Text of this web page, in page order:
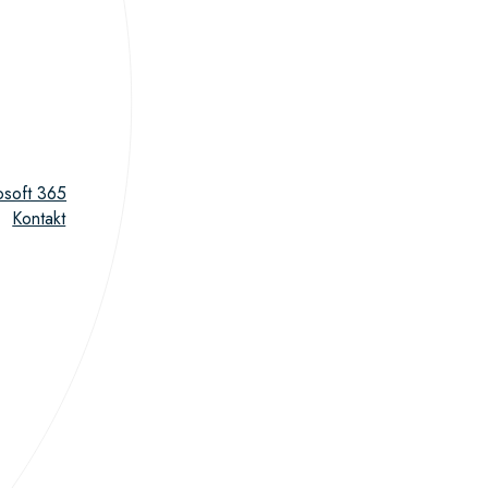
365
Kontakt